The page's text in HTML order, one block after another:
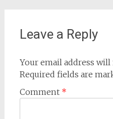
Leave a Reply
Your email address
Required fields are
Comment *